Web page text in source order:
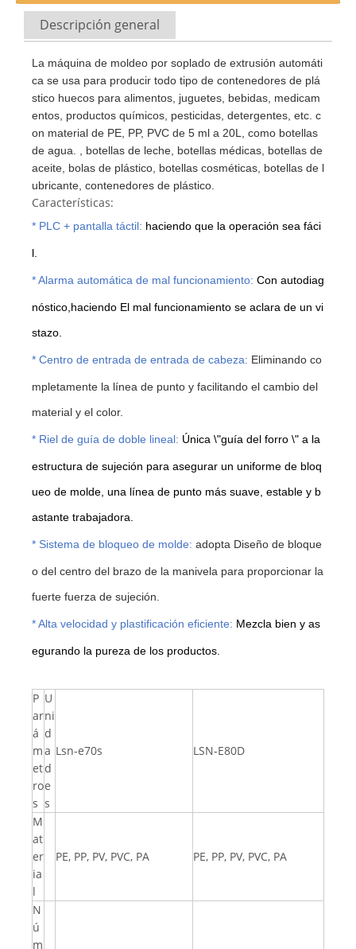
Descripción general
La máquina de moldeo por soplado de extrusión automáti
ca se usa para producir todo tipo de contenedores de plá
stico huecos para alimentos, juguetes, bebidas, medicam
entos, productos químicos, pesticidas, detergentes, etc. c
on material de PE, PP, PVC de 5 ml a 20L, como botellas
de agua. , botellas de leche, botellas médicas, botellas de
aceite, bolas de plástico, botellas cosméticas, botellas de l
ubricante, contenedores de plástico.
Características:
* PLC + pantalla táctil: haciendo que la operación sea fáci
l.
* Alarma automática de mal funcionamiento: Con autodiag
nóstico, haciendo El mal funcionamiento se aclara de un vi
stazo.
* Centro de entrada de entrada de cabeza: Eliminando co
mpletamente la línea de punto y facilitando el cambio del
material y el color.
* Riel de guía de doble lineal: Única \"guía del forro \" a la
estructura de sujeción para asegurar un uniforme de bloq
ueo de molde, una línea de punto más suave, estable y b
astante trabajadora.
* Sistema de bloqueo de molde: adopta Diseño de bloque
o del centro del brazo de la manivela para proporcionar la
fuerte fuerza de sujeción.
* Alta velocidad y plastificación eficiente: Mezcla bien y as
egurando la pureza de los productos.
P
ar
á
m
et
ro
s
U
ni
d
a
d
e
s
Lsn-e70s LSN-E80D
M
at
er
ia
l
PE, PP, PV, PVC, PA PE, PP, PV, PVC, PA
N
ú
m